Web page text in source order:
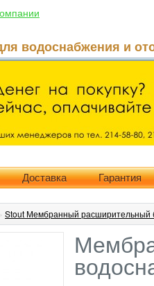
водоснабжения и
Доставка Гарантия
Stout Мембранный расширительный